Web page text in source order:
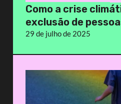
Como a crise
exclusão de
29 de julho de 2025